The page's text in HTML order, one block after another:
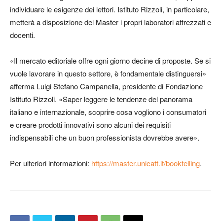
individuare le esigenze dei lettori. Istituto Rizzoli, in particolare,
metterà a disposizione del Master i propri laboratori attrezzati e
docenti.
«Il mercato editoriale offre ogni giorno decine di proposte. Se si
vuole lavorare in questo settore, è fondamentale distinguersi»
afferma Luigi Stefano Campanella, presidente di Fondazione
Istituto Rizzoli. «Saper leggere le tendenze del panorama
italiano e internazionale, scoprire cosa vogliono i consumatori
e creare prodotti innovativi sono alcuni dei requisiti
indispensabili che un buon professionista dovrebbe avere».
Per ulteriori informazioni: https://master.unicatt.it/booktelling.